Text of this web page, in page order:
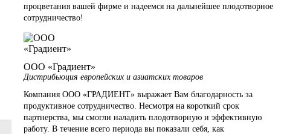
процветания вашей фирме и надеемся на дальнейшее плодотворное
сотрудничество!
ООО «Градиент»
Дистрибьюция европейских и азиатских товаров
Компания ООО «ГРАДИЕНТ» выражает Вам благодарность за
продуктивное сотрудничество. Несмотря на короткий срок
партнерства, мы смогли наладить плодотворную и эффективную
работу. В течение всего периода вы показали себя, как